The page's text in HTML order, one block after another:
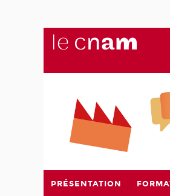
PRÉSENTATION